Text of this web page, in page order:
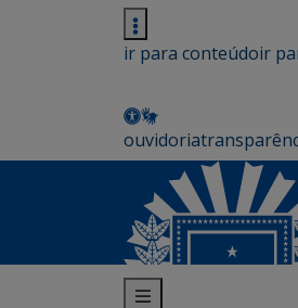
ir para conteúdoir
ouvidoria